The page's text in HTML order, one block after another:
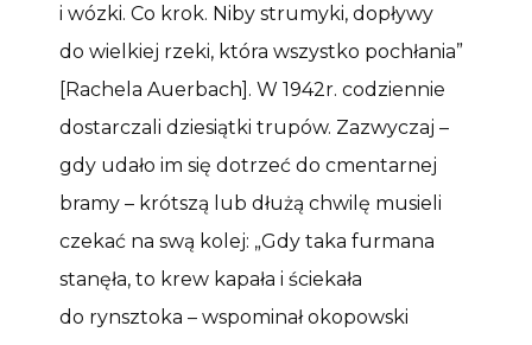
i wózki. Co krok. Niby strumyki, dopływy
do wielkiej rzeki, która wszystko pochłania”
[Rachela Auerbach]. W 1942r. codziennie
dostarczali dziesiątki trupów. Zazwyczaj –
gdy udało im się dotrzeć do cmentarnej
bramy – krótszą lub dłużą chwilę musieli
czekać na swą kolej: „Gdy taka furmana
stanęła, to krew kapała i ściekała
do rynsztoka – wspominał okopowski